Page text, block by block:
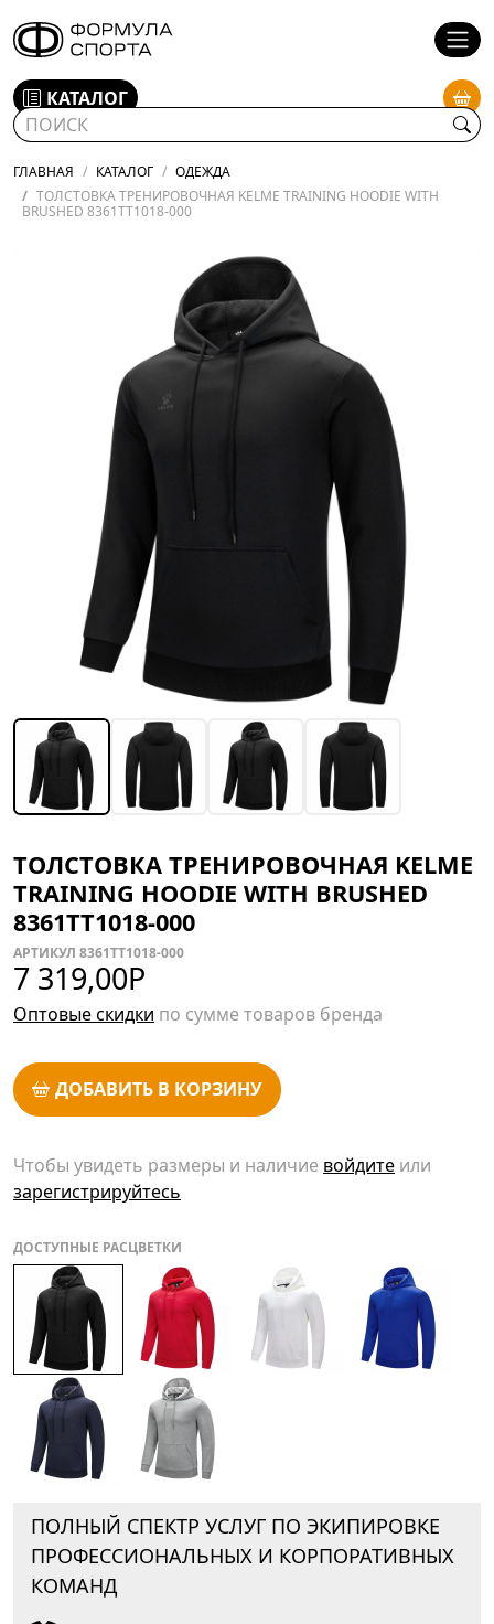
КАТАЛОГ
ГЛАВНАЯ КАТАЛОГ
ОДЕЖДА
ТОЛСТОВКА ТРЕНИРОВОЧНАЯ KELME TRAINING HOODIE WITH
BRUSHED 8361TT1018-000
ТОЛСТОВКА ТРЕНИРОВОЧНАЯ KELME
TRAINING HOODIE WITH BRUSHED
8361TT1018-000
АРТИКУЛ 8361TT1018-000
7 319,00Р
Оптовые скидки по сумме товаров бренда
ДОБАВИТЬ В КОРЗИНУ
Чтобы увидеть размеры и наличие войдите или
зарегистрируйтесь
ДОСТУПНЫЕ РАСЦВЕТКИ
ПОЛНЫЙ СПЕКТР УСЛУГ ПО ЭКИПИРОВКЕ
ПРОФЕССИОНАЛЬНЫХ И КОРПОРАТИВНЫХ
КОМАНД